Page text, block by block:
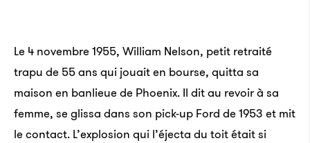
Le 4 novembre 1955, William Nelson, petit retraité
trapu de 55 ans qui jouait en bourse, quitta sa
maison en banlieue de Phoenix. Il dit au revoir à sa
femme, se glissa dans son pick-up Ford de 1953 et mit
le contact. L’explosion qui l’éjecta du toit était si